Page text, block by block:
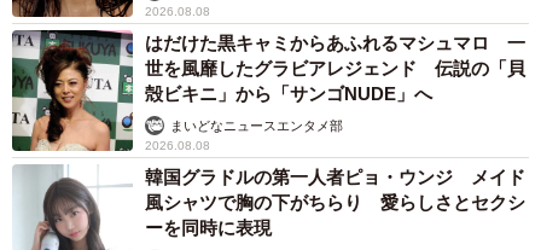
2026.08.08
はだけた黒キャミからあふれるマシュマロ 一
世を風靡したグラビアレジェンド 伝説の「貝
殻ビキニ」から「サンゴNUDE」へ
まいどなニュースエンタメ部
2026.08.08
韓国グラドルの第一人者ピョ・ウンジ メイド
風シャツで胸の下がちらり 愛らしさとセクシ
ーを同時に表現